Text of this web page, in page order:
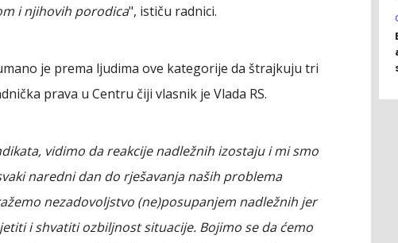
i njihovih porodica", ističu radnici.
je prema ljudima ove kategorije da štrajkuju tri
prava u Centru čiji vlasnik je Vlada RS.
vidimo da reakcije nadležnih izostaju i mi smo
naredni dan do rješavanja naših problema
nezadovoljstvo (ne)posupanjem nadležnih jer
i shvatiti ozbiljnost situacije. Bojimo se da ćemo